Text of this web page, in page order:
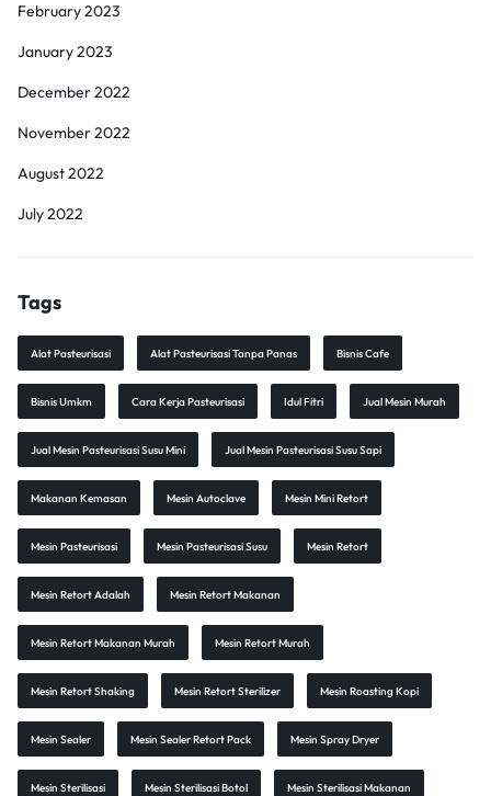
February 2023
January 2023
December 2022
November 2022
August 2022
July 2022
Tags
Alat Pasteurisasi Alat Pasteurisasi Tanpa Panas Bisnis Cafe
Bisnis Umkm Cara Kerja Pasteurisasi Idul Fitri Jual Mesin Murah
Jual Mesin Pasteurisasi Susu Mini Jual Mesin Pasteurisasi Susu Sapi
Makanan Kemasan Mesin Autoclave Mesin Mini Retort
Mesin Pasteurisasi Mesin Pasteurisasi Susu Mesin Retort
Mesin Retort Adalah Mesin Retort Makanan
Mesin Retort Makanan Murah Mesin Retort Murah
Mesin Retort Shaking Mesin Retort Sterilizer Mesin Roasting Kopi
Mesin Sealer Mesin Sealer Retort Pack Mesin Spray Dryer
Mesin Sterilisasi Mesin Sterilisasi Botol Mesin Sterilisasi Makanan